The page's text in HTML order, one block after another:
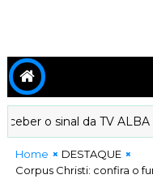
o sinal da TV ALBA
Home
DESTAQUE
Corpus Christi: confira o